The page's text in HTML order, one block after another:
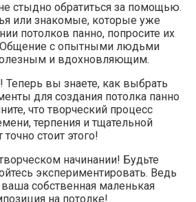
стыдно обратиться за помощью.
или знакомые, которые уже
потолков панно, попросите их
Общение с опытными людьми
и вдохновляющим.
Теперь вы знаете, как выбрать
для создания потолка панно
что творческий процесс
терпения и тщательной
стоит этого!
начинании! Будьте
экспериментировать. Ведь
собственная маленькая
на потолке!